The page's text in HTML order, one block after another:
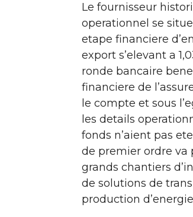
Le fournisseur
operationnel se
etape financiere
export s’elevant a
ronde bancaire
financiere de
le compte et sous
les details
fonds n’aient pas
de premier ordre va
grands chantiers
de solutions de
production